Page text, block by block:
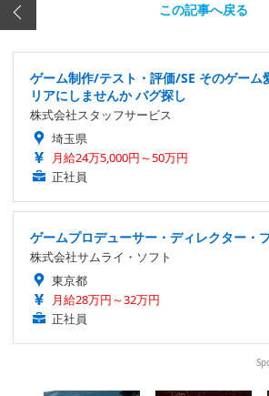
この記事へ戻る
ゲーム制作/テスト・評価/SE そのゲーム
リアにしませんか バグ探し
株式会社スタッフサービス
埼玉県
月給24万5,000円～50万円
正社員
ゲームプロデューサー・ディレクター・
株式会社サムライ・ソフト
東京都
月給28万円～32万円
正社員